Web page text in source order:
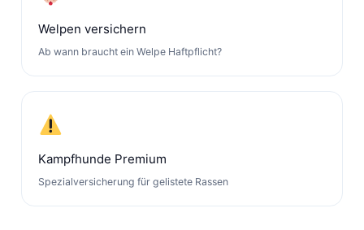
Welpen versichern
Ab wann braucht ein Welpe Haftpflicht?
Kampfhunde Premium
Spezialversicherung für gelistete Rassen